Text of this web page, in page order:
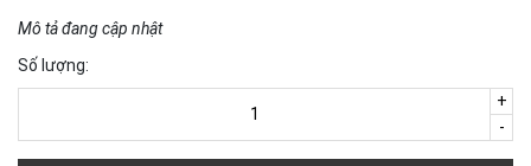
Mô tả đang cập nhật
Số lượng:
-
+